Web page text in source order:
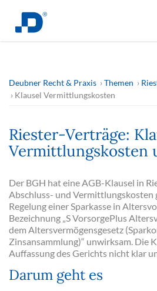
Deubner Recht & Praxis Themen
Klausel Vermittlungskosten
Riester-Verträge:
Vermittlungskosten
Der BGH hat eine AGB-Klausel in
Abschluss- und Vermittlungskosten
Regelung einer Sparkasse in
Bezeichnung „S VorsorgePlus
dem Altersvermögensgesetz
Zinsansammlung)“ unwirksam. Die
Auffassung des Gerichts nicht klar
Darum geht es